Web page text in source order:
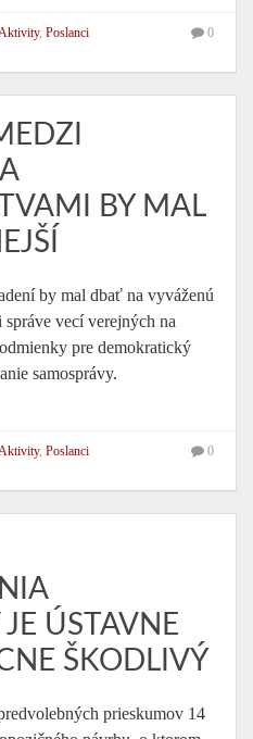
, Poslanci
0
BY MAL
by mal dbať na vyváženú
vecí verejných na
pre demokratický
samosprávy.
, Poslanci
0
ÚSTAVNE
ŠKODLIVÝ
prieskumov 14